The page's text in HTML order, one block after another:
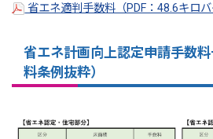
省エネ適判手数料（PDF：48.6キロ
省エネ計画向上認定申請手数
料条例抜粋）